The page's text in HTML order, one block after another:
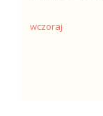
wczoraj